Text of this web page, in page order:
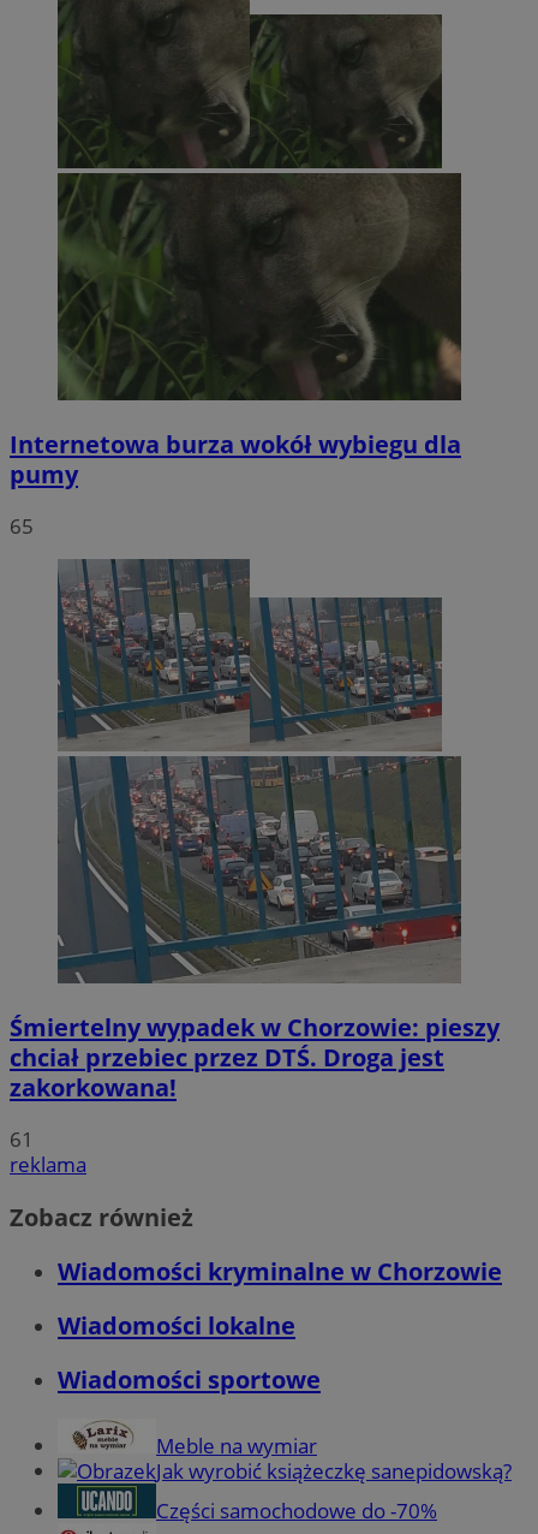
Internetowa burza wokół wybiegu dla
pumy
65
Śmiertelny wypadek w Chorzowie: pieszy
chciał przebiec przez DTŚ. Droga jest
zakorkowana!
61
reklama
Zobacz również
Wiadomości kryminalne w Chorzowie
Wiadomości lokalne
Wiadomości sportowe
Meble na wymiar
Jak wyrobić książeczkę sanepidowską?
Części samochodowe do -70%